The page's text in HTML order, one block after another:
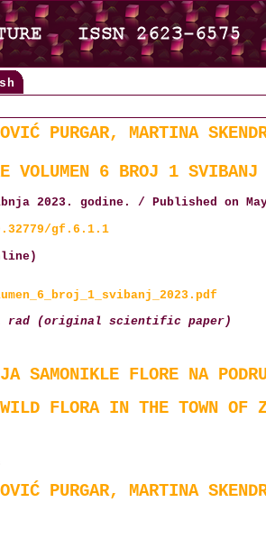
PURGAR, MARTINA
VOLUMEN 6 BROJ 1
2023. godine. / Published on
gf.6.1.1
rad (original scientific paper)
SAMONIKLE FLORE NA
FLORA IN THE TOWN OF
PURGAR, MARTINA